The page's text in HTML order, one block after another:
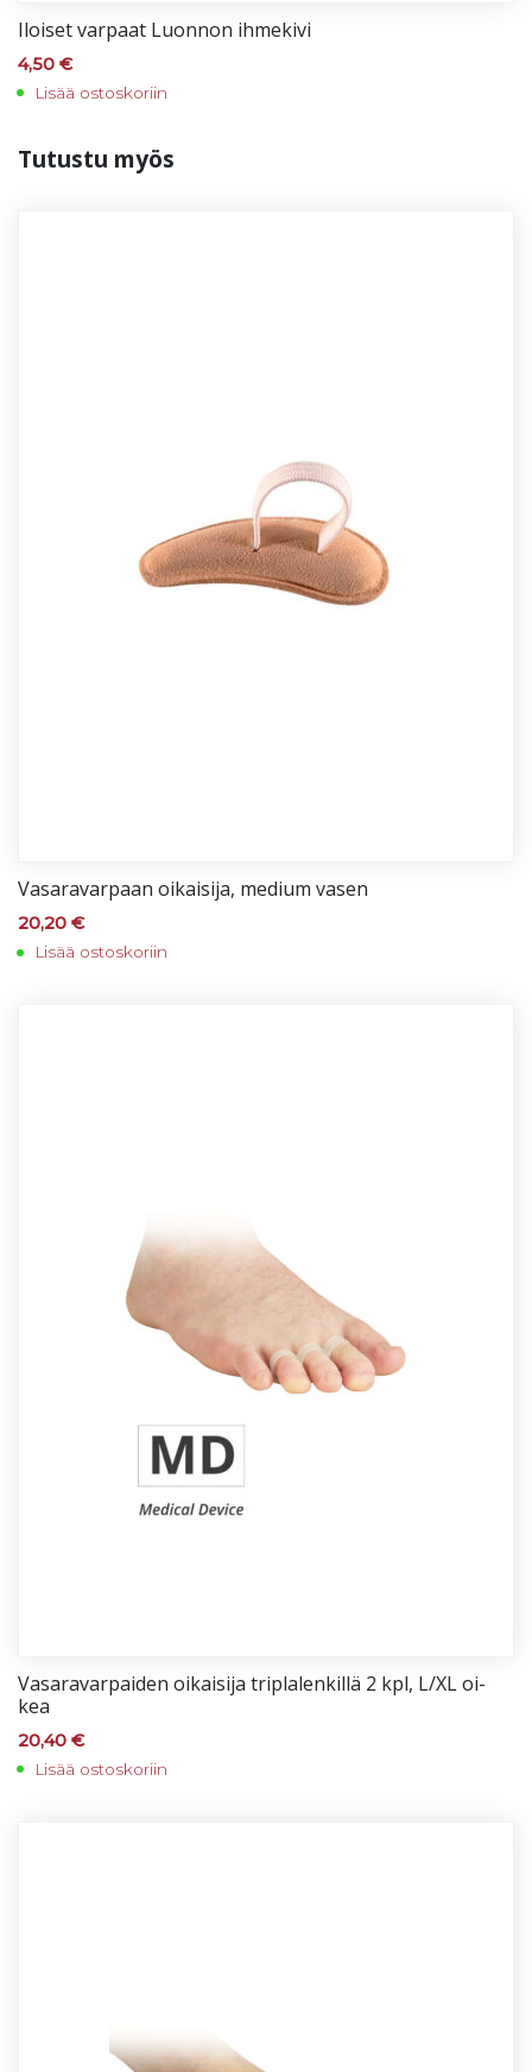
Iloi­set var­paat Luon­non ih­me­ki­vi
4,50 €
Lisää ostoskoriin
Tu­tus­tu myös
Va­sa­ra­var­paan oi­kai­si­ja, me­dium va­sen
20,20 €
Lisää ostoskoriin
Va­sa­ra­var­pai­den oi­kai­si­ja trip­la­len­kil­lä 2 kpl, L/XL oi­
kea
20,40 €
Lisää ostoskoriin